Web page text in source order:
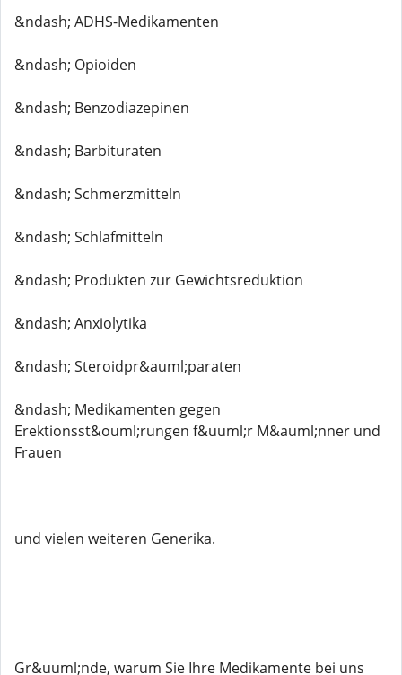
&ndash; ADHS-Medikamenten
&ndash; Opioiden
&ndash; Benzodiazepinen
&ndash; Barbituraten
&ndash; Schmerzmitteln
&ndash; Schlafmitteln
&ndash; Produkten zur Gewichtsreduktion
&ndash; Anxiolytika
&ndash; Steroidpr&auml;paraten
&ndash; Medikamenten gegen
Erektionsst&ouml;rungen f&uuml;r M&auml;nner und
Frauen
und vielen weiteren Generika.
Gr&uuml;nde, warum Sie Ihre Medikamente bei uns